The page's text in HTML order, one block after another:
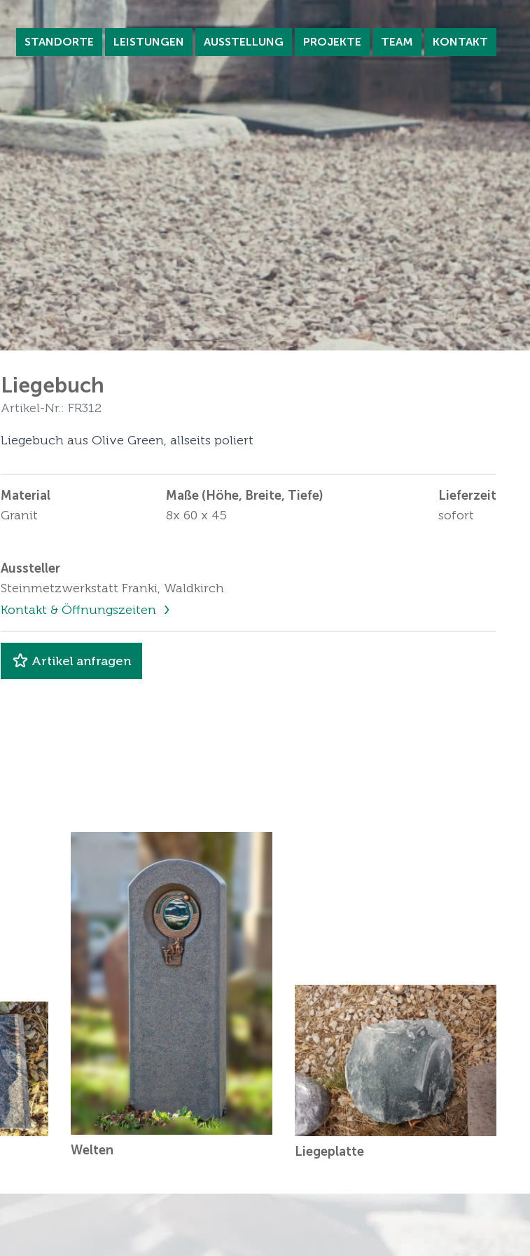
STANDORTE LEISTUNGEN AUSSTELLUNG PROJEKTE TEAM KONTAKT
Liegebuch
Artikel-Nr.: FR312
Liegebuch aus Olive Green, allseits poliert
Material
Granit
Maße (Höhe, Breite, Tiefe)
8x 60 x 45
Lieferzeit
sofort
Aussteller
Steinmetzwerkstatt Franki, Waldkirch
Kontakt & Öffnungszeiten
Artikel anfragen
Welten Liegeplatte